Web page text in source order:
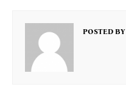
POSTED BY